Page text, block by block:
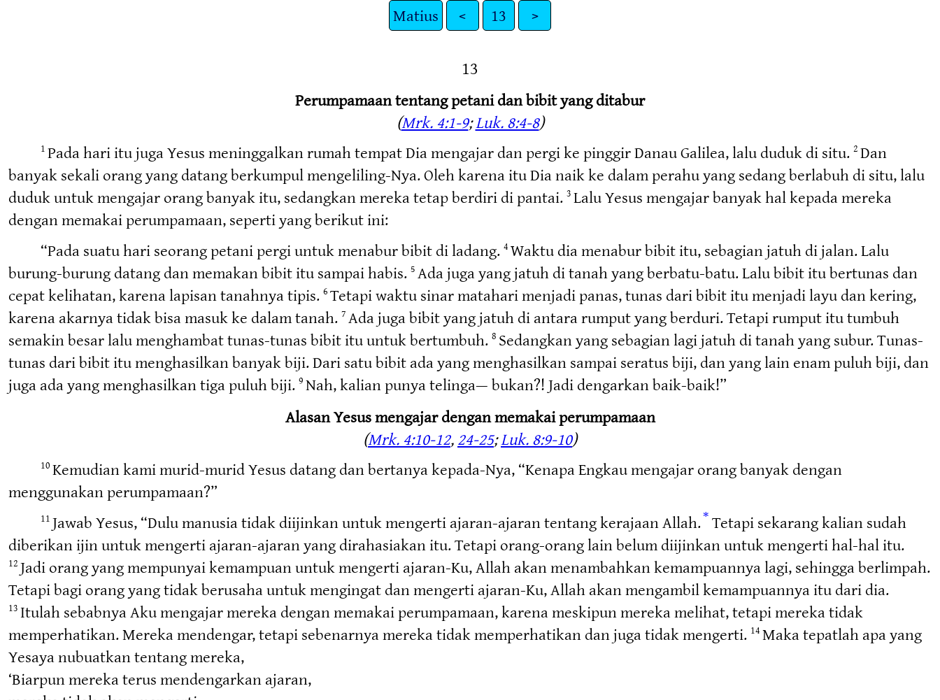
Matius < 13 >
13
Perumpamaan tentang petani dan bibit yang ditabur
(Mrk. 4:1-9;Luk. 8:4-8)
1 Pada hari itu juga Yesus meninggalkan rumah tempat Dia mengajar dan pergi ke pinggir Danau Galilea, lalu duduk di situ. 2 Dan
banyak sekali orang yang datang berkumpul mengeliling-Nya. Oleh karena itu Dia naik ke dalam perahu yang sedang berlabuh di situ, lalu
duduk untuk mengajar orang banyak itu, sedangkan mereka tetap berdiri di pantai. 3 Lalu Yesus mengajar banyak hal kepada mereka
dengan memakai perumpamaan, seperti yang berikut ini:
“Pada suatu hari seorang petani pergi untuk menabur bibit di ladang. 4 Waktu dia menabur bibit itu, sebagian jatuh di jalan. Lalu
burung-burung datang dan memakan bibit itu sampai habis. 5 Ada juga yang jatuh di tanah yang berbatu-batu. Lalu bibit itu bertunas dan
cepat kelihatan, karena lapisan tanahnya tipis. 6 Tetapi waktu sinar matahari menjadi panas, tunas dari bibit itu menjadi layu dan kering,
karena akarnya tidak bisa masuk ke dalam tanah. 7 Ada juga bibit yang jatuh di antara rumput yang berduri. Tetapi rumput itu tumbuh
semakin besar lalu menghambat tunas-tunas bibit itu untuk bertumbuh. 8 Sedangkan yang sebagian lagi jatuh di tanah yang subur. Tunas-
tunas dari bibit itu menghasilkan banyak biji. Dari satu bibit ada yang menghasilkan sampai seratus biji, dan yang lain enam puluh biji, dan
juga ada yang menghasilkan tiga puluh biji. 9 Nah, kalian punya telinga— bukan?! Jadi dengarkan baik-baik!”
Alasan Yesus mengajar dengan memakai perumpamaan
(Mrk. 4:10-12,24-25;Luk. 8:9-10)
10 Kemudian kami murid-murid Yesus datang dan bertanya kepada-Nya, “Kenapa Engkau mengajar orang banyak dengan
menggunakan perumpamaan?”
11 Jawab Yesus, “Dulu manusia tidak diijinkan untuk mengerti ajaran-ajaran tentang kerajaan Allah.*Tetapi sekarang kalian sudah
diberikan ijin untuk mengerti ajaran-ajaran yang dirahasiakan itu. Tetapi orang-orang lain belum diijinkan untuk mengerti hal-hal itu.
12 Jadi orang yang mempunyai kemampuan untuk mengerti ajaran-Ku, Allah akan menambahkan kemampuannya lagi, sehingga berlimpah.
Tetapi bagi orang yang tidak berusaha untuk mengingat dan mengerti ajaran-Ku, Allah akan mengambil kemampuannya itu dari dia.
13 Itulah sebabnya Aku mengajar mereka dengan memakai perumpamaan, karena meskipun mereka melihat, tetapi mereka tidak
memperhatikan. Mereka mendengar, tetapi sebenarnya mereka tidak memperhatikan dan juga tidak mengerti. 14 Maka tepatlah apa yang
Yesaya nubuatkan tentang mereka,
‘Biarpun mereka terus mendengarkan ajaran,